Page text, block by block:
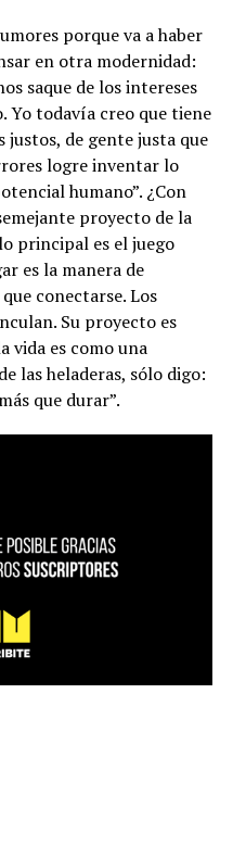
porque va a haber
en otra modernidad:
saque de los intereses
Yo todavía creo que tiene
justos, de gente justa que
logre inventar lo
humano”. ¿Con
proyecto de la
principal es el juego
es la manera de
conectarse. Los
Su proyecto es
vida es como una
las heladeras, sólo digo:
que durar”.